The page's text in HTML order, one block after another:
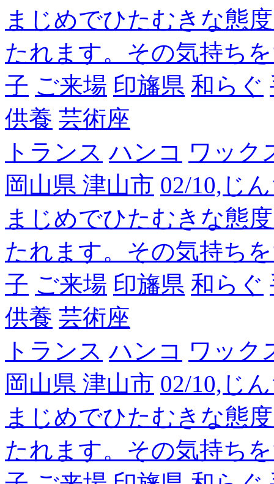
まじめでひたむきな態
たれます。その気持ち
子 ご来場 印旛県 和らぐ
供養 芸術座
トランス ハンコ ワック
岡山県 津山市 02/10,じ
まじめでひたむきな態
たれます。その気持ち
子 ご来場 印旛県 和らぐ
供養 芸術座
トランス ハンコ ワック
岡山県 津山市 02/10,じ
まじめでひたむきな態
たれます。その気持ち